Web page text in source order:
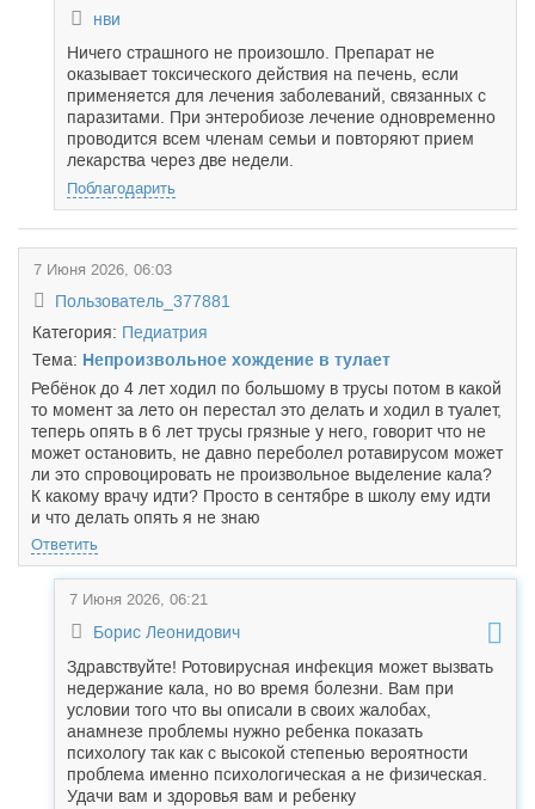
нви
Ничего страшного не произошло. Препарат не
оказывает токсического действия на печень, если
применяется для лечения заболеваний, связанных с
паразитами. При энтеробиозе лечение одновременно
проводится всем членам семьи и повторяют прием
лекарства через две недели.
Поблагодарить
7 Июня 2026, 06:03
Пользователь_377881
Категория: Педиатрия
Тема: Непроизвольное хождение в тулает
Ребёнок до 4 лет ходил по большому в трусы потом в какой
то момент за лето он перестал это делать и ходил в туалет,
теперь опять в 6 лет трусы грязные у него, говорит что не
может остановить, не давно переболел ротавирусом может
ли это спровоцировать не произвольное выделение кала?
К какому врачу идти? Просто в сентябре в школу ему идти
и что делать опять я не знаю
Ответить
7 Июня 2026, 06:21
Борис Леонидович
Здравствуйте! Ротовирусная инфекция может вызвать
недержание кала, но во время болезни. Вам при
условии того что вы описали в своих жалобах,
анамнезе проблемы нужно ребенка показать
психологу так как с высокой степенью вероятности
проблема именно психологическая а не физическая.
Удачи вам и здоровья вам и ребенку